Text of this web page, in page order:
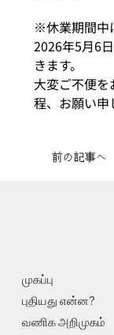
前の記事へ
※休業期間中
2026年5月6
きます。
大変ご不便
程、お願い申
முகப்பு
புதியது என்ன?
வணிக அறிமுகம்